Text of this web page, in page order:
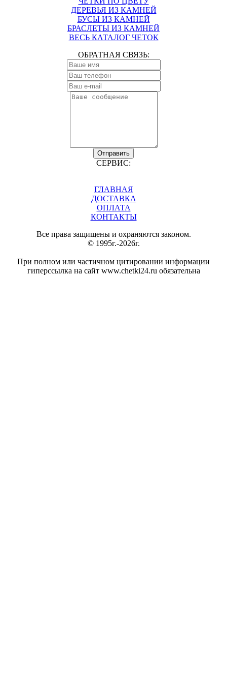
ДЕРЕВЬЯ ИЗ КАМНЕЙ
БУСЫ ИЗ КАМНЕЙ
БРАСЛЕТЫ ИЗ КАМНЕЙ
ВЕСЬ КАТАЛОГ ЧЕТОК
ОБРАТНАЯ СВЯЗЬ:
Отправить
СЕРВИС:
ГЛАВНАЯ
ДОСТАВКА
ОПЛАТА
КОНТАКТЫ
Все права защищены и охраняются законом.
© 1995г.-2026г.
При полном или частичном цитировании информации
гиперссылка на сайт www.chetki24.ru обязательна